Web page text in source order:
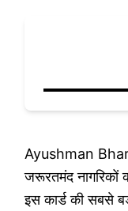
Ayushman
जरूरतमंद नागरिकों
इस कार्ड की सबसे